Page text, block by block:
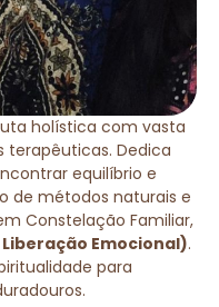
holística com vasta
terapêuticas. Dedica
equilíbrio e
de métodos naturais e
Constelação Familiar,
Liberação Emocional).
para